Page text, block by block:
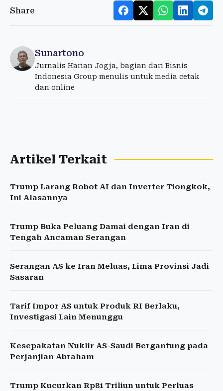
Share
Sunartono
Jurnalis Harian Jogja, bagian dari Bisnis
Indonesia Group menulis untuk media cetak
dan online
Artikel Terkait
Trump Larang Robot AI dan Inverter Tiongkok,
Ini Alasannya
Trump Buka Peluang Damai dengan Iran di
Tengah Ancaman Serangan
Serangan AS ke Iran Meluas, Lima Provinsi Jadi
Sasaran
Tarif Impor AS untuk Produk RI Berlaku,
Investigasi Lain Menunggu
Kesepakatan Nuklir AS-Saudi Bergantung pada
Perjanjian Abraham
Trump Kucurkan Rp81 Triliun untuk Perluas